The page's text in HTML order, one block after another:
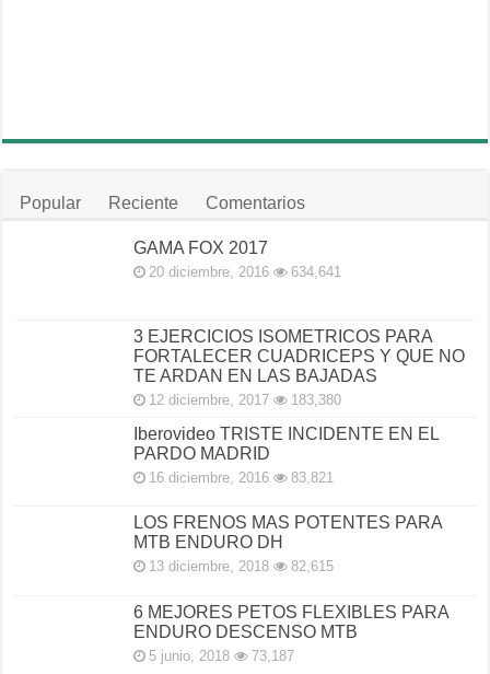
Popular Reciente Comentarios
GAMA FOX 2017
20 diciembre, 2016 634,641
3 EJERCICIOS ISOMETRICOS PARA
FORTALECER CUADRICEPS Y QUE NO
TE ARDAN EN LAS BAJADAS
12 diciembre, 2017 183,380
Iberovideo TRISTE INCIDENTE EN EL
PARDO MADRID
16 diciembre, 2016 83,821
LOS FRENOS MAS POTENTES PARA
MTB ENDURO DH
13 diciembre, 2018 82,615
6 MEJORES PETOS FLEXIBLES PARA
ENDURO DESCENSO MTB
5 junio, 2018 73,187